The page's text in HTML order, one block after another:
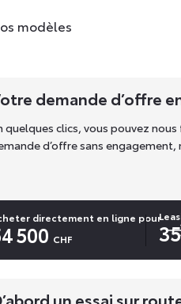
modèles
demande d’offre
quelques clics, vous pouvez
d’offre sans engagement,
directement en ligne pour
500 CHF
un essai sur